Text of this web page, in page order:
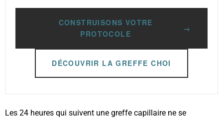
CONSTRUISONS VOTRE
PROTOCOLE
→
DÉCOUVRIR LA GREFFE CHOI
Les 24 heures qui suivent une greffe capillaire ne se